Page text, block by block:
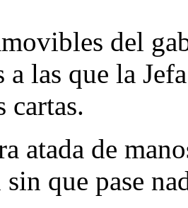
del
a las que la
cartas.
atada de
que pase